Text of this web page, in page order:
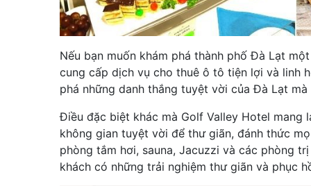
Nếu bạn muốn khám phá thành phố Đà Lạt
cung cấp dịch vụ cho thuê ô tô tiện lợi và linh
phá những danh thắng tuyệt vời của Đà Lạt
Điều đặc biệt khác mà Golf Valley Hotel mang
không gian tuyệt vời để thư giãn, đánh thức
phòng tắm hơi, sauna, Jacuzzi và các phòng
khách có những trải nghiệm thư giãn và phục